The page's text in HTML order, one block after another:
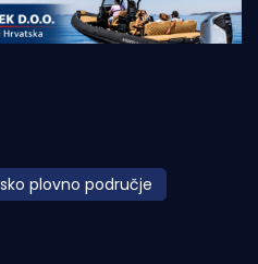
plovno područje